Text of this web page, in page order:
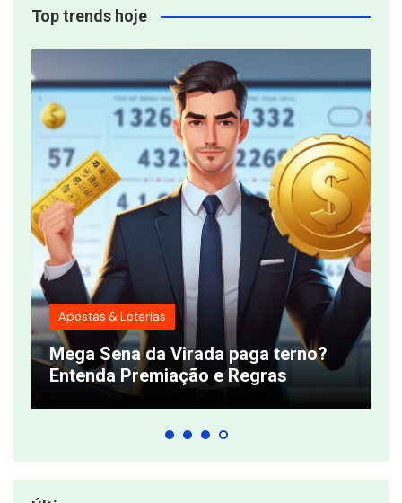
Top trends hoje
Apostas & Loterias
Mega Sena da Virada paga terno?
Entenda Premiação e Regras